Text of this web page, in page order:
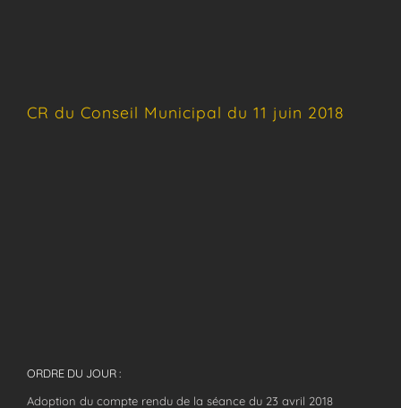
CR du Conseil Municipal du 11 juin 2018
ORDRE DU JOUR :
Adoption du compte rendu de la séance du 23 avril 2018